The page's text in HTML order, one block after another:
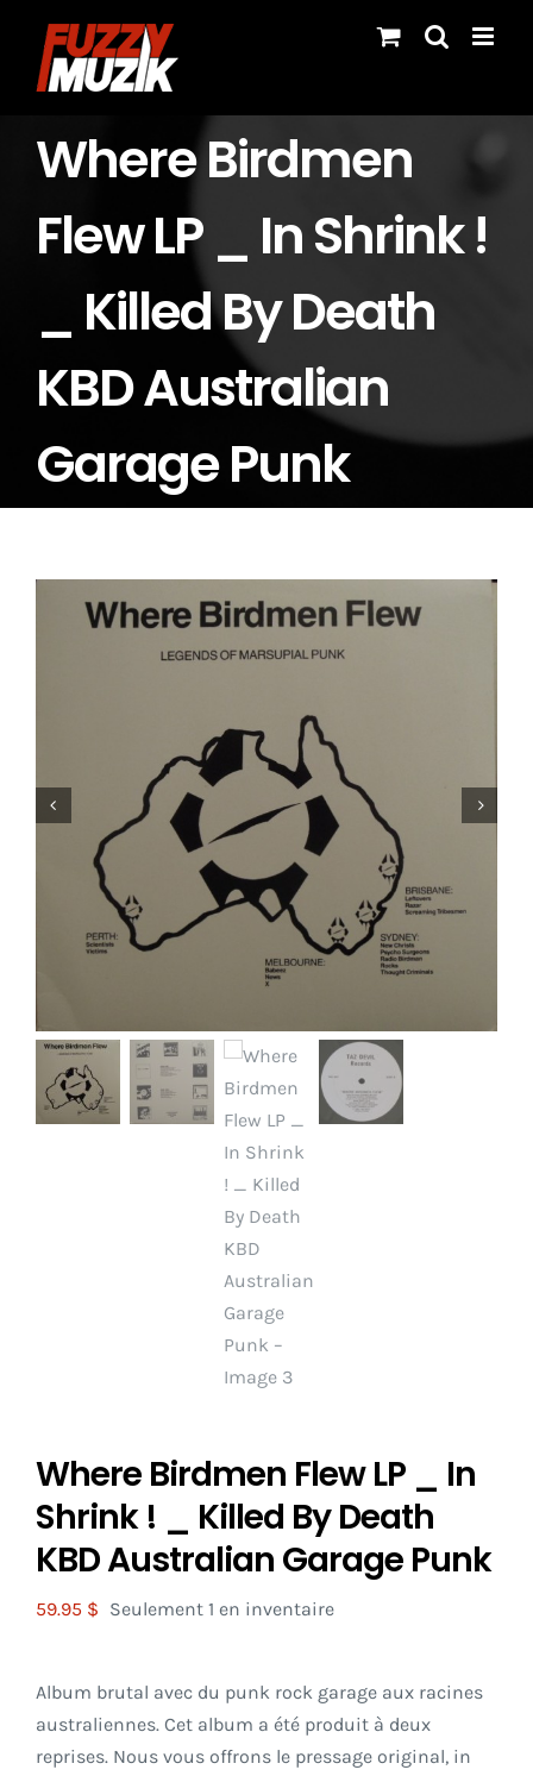
content
Where Birdmen
Flew LP _ In Shrink !
_ Killed By Death
KBD Australian
Garage Punk
Where Birdmen Flew LP _ In
Shrink ! _ Killed By Death
KBD Australian Garage Punk
59.95 $ Seulement 1 en inventaire
Album brutal avec du punk rock garage aux racines
australiennes. Cet album a été produit à deux
reprises. Nous vous offrons le pressage original, in